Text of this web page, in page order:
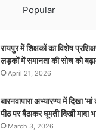
Popular
रायपुर में शिक्षकों का विशेष
लड़कों में समानता की सोच को
April 21, 2026
बारनवापारा अभ्यारण्य में दिखा
पीठ पर बैठाकर घूमती दिखी मादा
March 3, 2026